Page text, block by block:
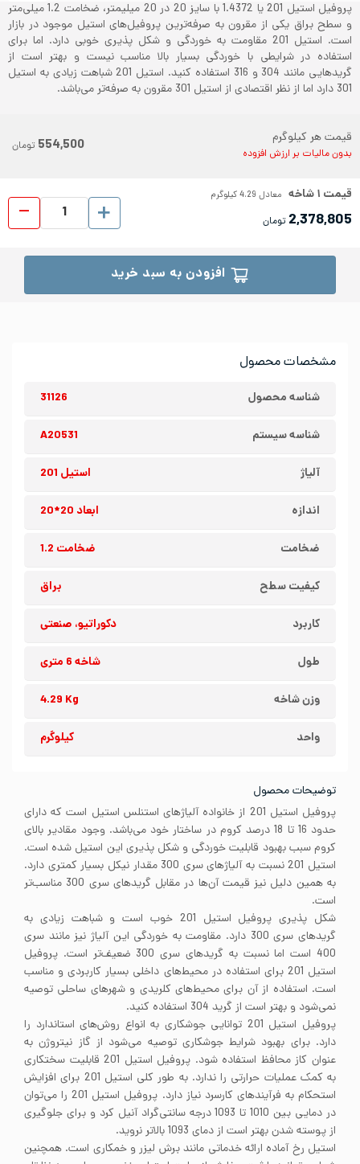
مشخصات محصول
شناسه محصول 31126
شناسه سیستم A20531
آلیاژ استیل 201
اندازه ابعاد 20*20
ضخامت ضخامت 1.2
کیفیت سطح براق
کاربرد دکوراتیو، صنعتی
طول شاخه 6 متری
وزن شاخه 4.29 Kg
واحد کیلوگرم
توضیحات محصول
پروفیل استیل 201 از خانواده آلیاژهای استنلس استیل است که دارای
حدود 16 تا 18 درصد کروم در ساختار خود می‌باشد. وجود مقادیر بالای
کروم سبب بهبود قابلیت خوردگی و شکل پذیری این استیل شده است.
استیل 201 نسبت به آلیاژهای سری 300 مقدار نیکل بسیار کمتری دارد.
به همین دلیل نیز قیمت آن‌ها در مقابل گریدهای سری 300 مناسب‌تر
است.
شکل پذیری پروفیل استیل 201 خوب است و شباهت زیادی به
گریدهای سری 300 دارد. مقاومت به خوردگی این آلیاژ نیز مانند سری
400 است اما نسبت به گریدهای سری 300 ضعیف‌تر است. پروفیل
استیل 201 برای استفاده در محیط‌های داخلی بسیار کاربردی و مناسب
است. استفاده از آن برای محیط‌های کلریدی و شهرهای ساحلی توصیه
نمی‌شود و بهتر است از گرید 304 استفاده کنید.
پروفیل استیل 201 توانایی جوشکاری به انواع روش‌های استاندارد را
دارد. برای بهبود شرایط جوشکاری توصیه می‌شود از گاز نیتروژن به
عنوان کاز محافظ استفاده شود. پروفیل استیل 201 قابلیت سختکاری
به کمک عملیات حرارتی را ندارد. به طور کلی استیل 201 برای افزایش
استحکام به فرآیندهای کارسرد نیاز دارد. پروفیل استیل 201 را می‌توان
در دمایی بین 1010 تا 1093 درجه سانتی‌گراد آنیل کرد و برای جلوگیری
از پوسته شدن بهتر است از دمای 1093 بالاتر نروید.
استیل رخ آماده ارائه خدماتی مانند برش لیزر و خمکاری است. همچنین
پروفیل استیل 201 یا 1.4372 با سایز 20 در 20 میلیمتر، ضخامت 1.2 میلی‌متر
و سطح براق یکی از مقرون به صرفه‌ترین پروفیل‌های استیل موجود در بازار
است. استیل 201 مقاومت به خوردگی و شکل پذیری خوبی دارد. اما برای
استفاده در شرایطی با خوردگی بسیار بالا مناسب نیست و بهتر است از
گریدهایی مانند 304 و 316 استفاده کنید. استیل 201 شباهت زیادی به استیل
301 دارد اما از نظر اقتصادی از استیل 301 مقرون به صرفه‌تر می‌باشد.
قیمت هر کیلوگرم
بدون مالیات بر ارزش افزوده 554,500 تومان
قیمت ۱شاخه معادل 4.29کیلوگرم
2,378,805 تومان
افزودن به سبد خرید